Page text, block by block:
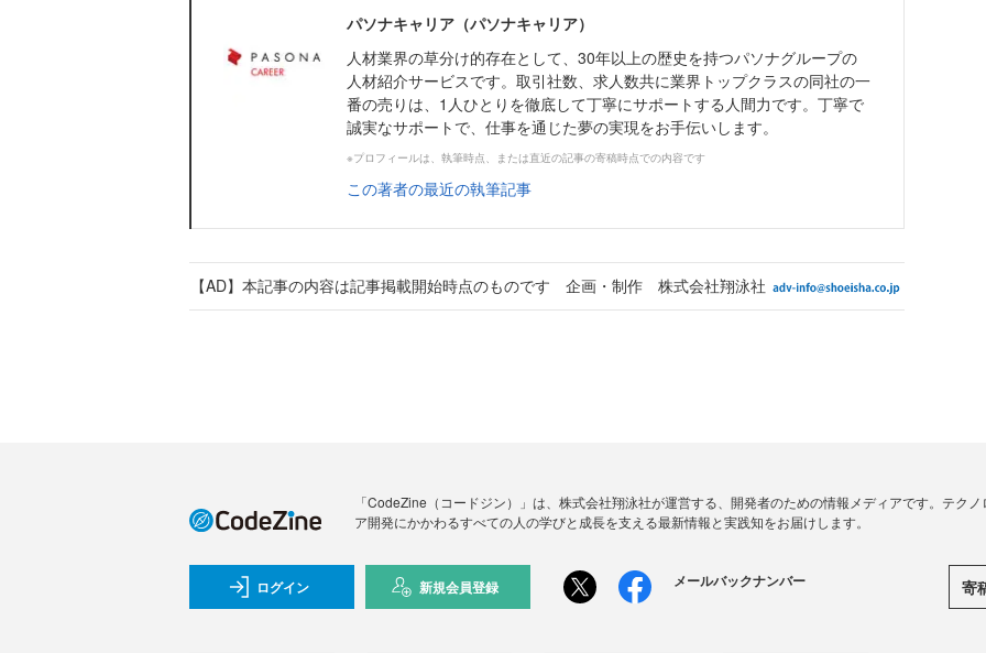
パソナキャリア（パソナキャリア）
人材業界の草分け的存在として、30年以上の歴史を持つパソナグループの
人材紹介サービスです。取引社数、求人数共に業界トップクラスの同社の一
番の売りは、1人ひとりを徹底して丁寧にサポートする人間力です。丁寧で
誠実なサポートで、仕事を通じた夢の実現をお手伝いします。
※プロフィールは、執筆時点、または直近の記事の寄稿時点での内容です
この著者の最近の執筆記事
【AD】本記事の内容は記事掲載開始時点のものです 企画・制作 株式会社翔泳社
「CodeZine（コードジン）」は、株式会社翔泳社が運営する、開発者のための情報メディアです。テク
ア開発にかかわるすべての人の学びと成長を支える最新情報と実践知をお届けします。
ログイン 新規会員登録 メールバックナンバー 寄